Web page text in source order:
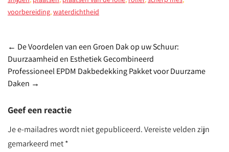
voorbereiding,waterdichtheid
Post
navigation
← De Voordelen van een Groen Dak op uw Schuur:
Duurzaamheid en Esthetiek Gecombineerd
Professioneel EPDM Dakbedekking Pakket voor Duurzame
Daken →
Geef een reactie
Je e-mailadres wordt niet gepubliceerd.Vereiste velden zijn
gemarkeerd met*